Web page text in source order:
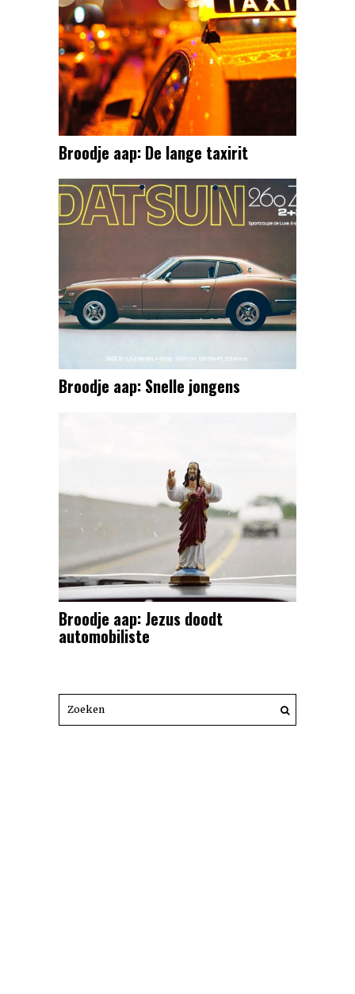
Broodje aap: De lange taxirit
Broodje aap: Snelle jongens
Broodje aap: Jezus doodt
automobiliste